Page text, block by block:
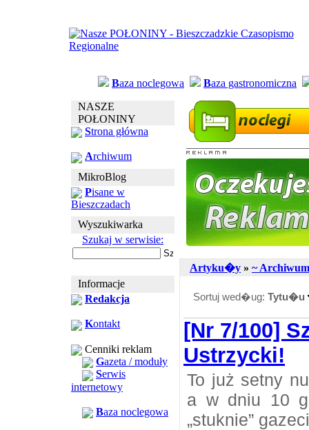
Baza noclegowa Baza gastronomiczna
NASZE
POŁONINY
Strona główna
Archiwum
MikroBlog
Pisane w
Bieszczadach
Wyszukiwarka
Szukaj w serwisie:
Informacje
Redakcja
Kontakt
Cenniki reklam
Gazeta / moduły
Serwis
internetowy
Baza noclegowa
Artyku�y » ~ Archiwum
Sortuj wed�ug: Tytu�u
[Nr 7/100]
Ustrzycki!
To już setny
a w dniu 10
„stuknie”